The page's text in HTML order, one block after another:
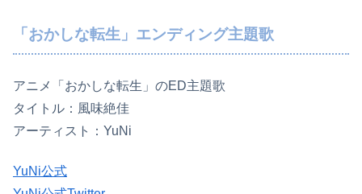
「おかしな転生」エンディング主題歌
アニメ「おかしな転生」のED主題歌
タイトル：風味絶佳
アーティスト：YuNi
YuNi公式